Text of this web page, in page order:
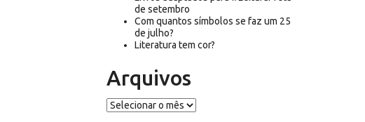
de setembro
Com quantos símbolos se faz um 25
de julho?
Literatura tem cor?
Arquivos
Arquivos